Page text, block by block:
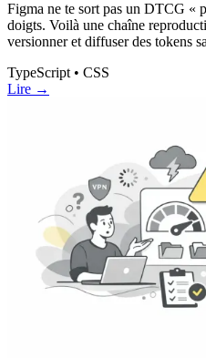
Figma ne te sort pas un DTCG «
doigts. Voilà une chaîne
versionner et diffuser des tokens
TypeScript • CSS
Lire →